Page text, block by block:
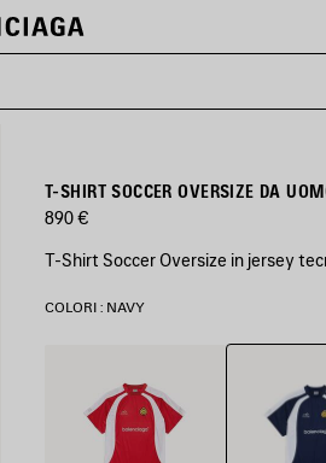
PREFERITIT-SHIRT SOCCER OVERSIZE DA
890 €
T-Shirt Soccer Oversize in jersey
COLORI : NAVY
Navy